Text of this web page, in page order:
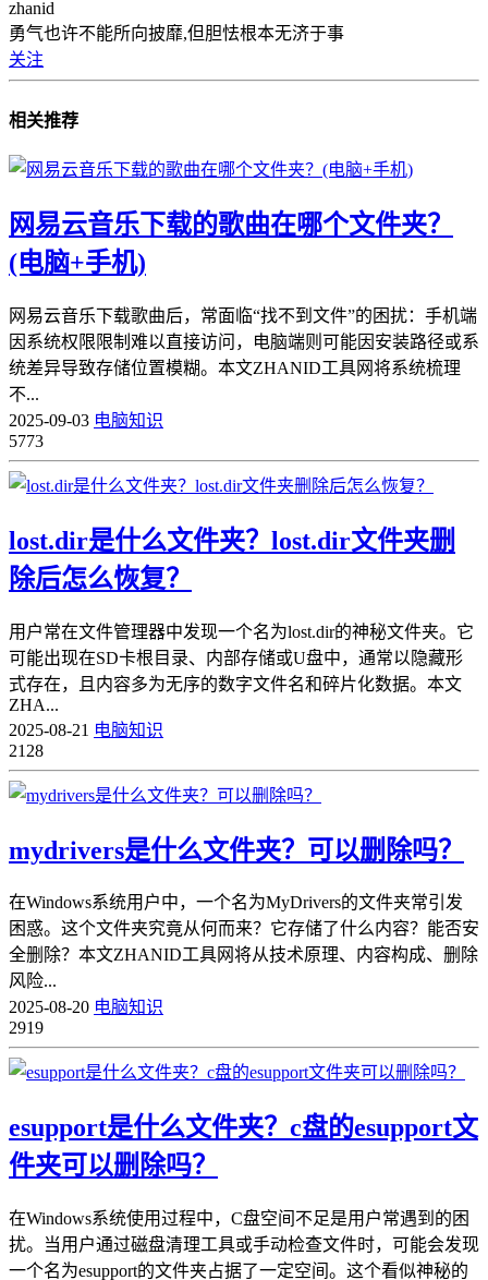
zhanid
勇气也许不能所向披靡,但胆怯根本无济于事
关注
相关推荐
网易云音乐下载的歌曲在哪个文件夹？
(电脑+手机)
网易云音乐下载歌曲后，常面临“找不到文件”的困扰：手机端
因系统权限限制难以直接访问，电脑端则可能因安装路径或系
统差异导致存储位置模糊。本文ZHANID工具网将系统梳理
不...
2025-09-03 电脑知识
5773
lost.dir是什么文件夹？lost.dir文件夹删
除后怎么恢复？
用户常在文件管理器中发现一个名为lost.dir的神秘文件夹。它
可能出现在SD卡根目录、内部存储或U盘中，通常以隐藏形
式存在，且内容多为无序的数字文件名和碎片化数据。本文
ZHA...
2025-08-21 电脑知识
2128
mydrivers是什么文件夹？可以删除吗？
在Windows系统用户中，一个名为MyDrivers的文件夹常引发
困惑。这个文件夹究竟从何而来？它存储了什么内容？能否安
全删除？本文ZHANID工具网将从技术原理、内容构成、删除
风险...
2025-08-20 电脑知识
2919
esupport是什么文件夹？c盘的esupport文
件夹可以删除吗？
在Windows系统使用过程中，C盘空间不足是用户常遇到的困
扰。当用户通过磁盘清理工具或手动检查文件时，可能会发现
一个名为esupport的文件夹占据了一定空间。这个看似神秘的